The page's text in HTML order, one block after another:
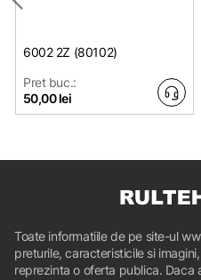
6002 2Z (80102)
Pret buc.:
50,00 lei
Toate informatiile de pe site-ul
preturile, caracteristicile si
reprezinta o oferta publica. Daca